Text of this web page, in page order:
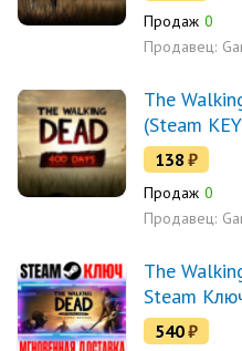
Продаж 0
Продавец:
The
(Steam
138 ₽
Продаж 0
Продавец:
The
Steam
540₽